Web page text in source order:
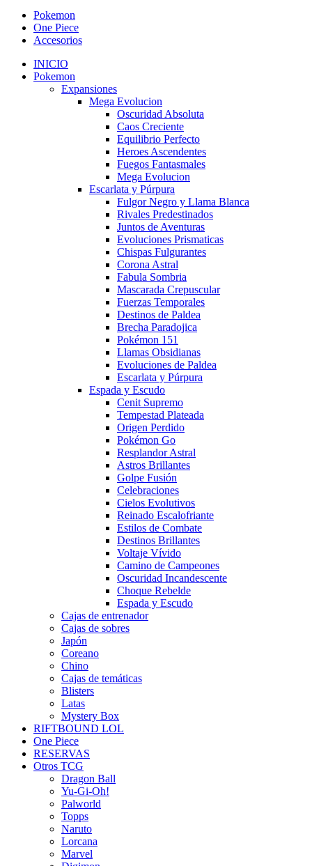
Pokemon
One Piece
Accesorios
INICIO
Pokemon
Expansiones
Mega Evolucion
Oscuridad Absoluta
Caos Creciente
Equilibrio Perfecto
Heroes Ascendentes
Fuegos Fantasmales
Mega Evolucion
Escarlata y Púrpura
Fulgor Negro y Llama Blanca
Rivales Predestinados
Juntos de Aventuras
Evoluciones Prismaticas
Chispas Fulgurantes
Corona Astral
Fabula Sombria
Mascarada Crepuscular
Fuerzas Temporales
Destinos de Paldea
Brecha Paradojica
Pokémon 151
Llamas Obsidianas
Evoluciones de Paldea
Escarlata y Púrpura
Espada y Escudo
Cenit Supremo
Tempestad Plateada
Origen Perdido
Pokémon Go
Resplandor Astral
Astros Brillantes
Golpe Fusión
Celebraciones
Cielos Evolutivos
Reinado Escalofriante
Estilos de Combate
Destinos Brillantes
Voltaje Vívido
Camino de Campeones
Oscuridad Incandescente
Choque Rebelde
Espada y Escudo
Cajas de entrenador
Cajas de sobres
Japón
Coreano
Chino
Cajas de temáticas
Blisters
Latas
Mystery Box
RIFTBOUND LOL
One Piece
RESERVAS
Otros TCG
Dragon Ball
Yu-Gi-Oh!
Palworld
Topps
Naruto
Lorcana
Marvel